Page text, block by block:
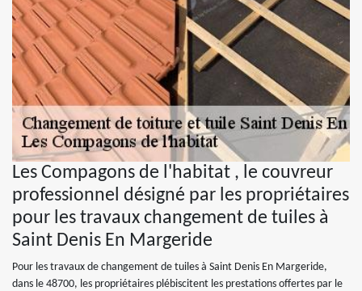
Les Compagons de l'habitat , le couvreur
professionnel désigné par les propriétaires
pour les travaux changement de tuiles à
Saint Denis En Margeride
Pour les travaux de changement de tuiles à Saint Denis En Margeride,
dans le 48700, les propriétaires plébiscitent les prestations offertes par le